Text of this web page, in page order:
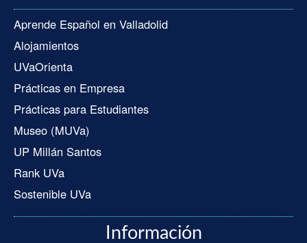
Aprende Español en Valladolid
Alojamientos
UVaOrienta
Prácticas en Empresa
Prácticas para Estudiantes
Museo (MUVa)
UP Millán Santos
Rank UVa
Sostenible UVa
Información